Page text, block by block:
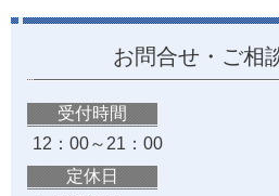
お問合せ・ご相
受付時間
12：00～21：00
定休日